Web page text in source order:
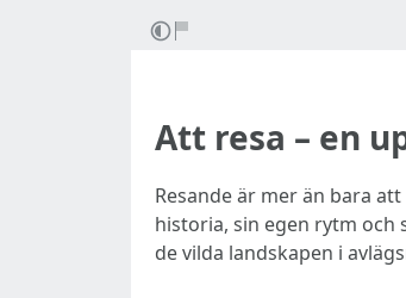
Att resa – en
Resande är mer än bara
historia, sin egen rytm och
de vilda landskapen i